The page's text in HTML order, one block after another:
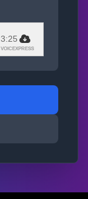
3:25
VOICEXPRESS